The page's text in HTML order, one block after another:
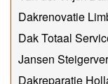
Dakrenovatie
Dak Totaal
Jansen
Dakreparatie